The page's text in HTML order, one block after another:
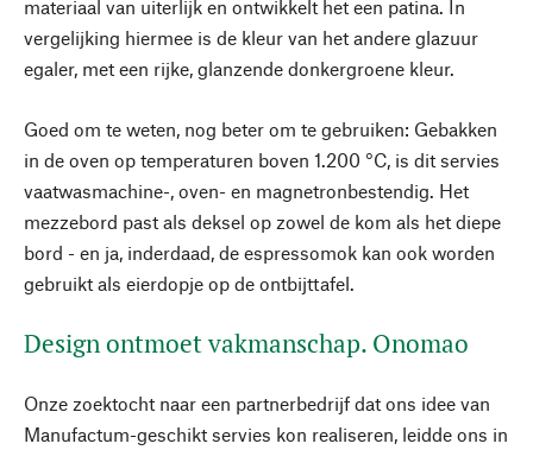
materiaal van uiterlijk en ontwikkelt het een patina. In
vergelijking hiermee is de kleur van het andere glazuur
egaler, met een rijke, glanzende donkergroene kleur.
Goed om te weten, nog beter om te gebruiken: Gebakken
in de oven op temperaturen boven 1.200 °C, is dit servies
vaatwasmachine-, oven- en magnetronbestendig. Het
mezzebord past als deksel op zowel de kom als het diepe
bord - en ja, inderdaad, de espressomok kan ook worden
gebruikt als eierdopje op de ontbijttafel.
Design ontmoet vakmanschap. Onomao
Onze zoektocht naar een partnerbedrijf dat ons idee van
Manufactum-geschikt servies kon realiseren, leidde ons in